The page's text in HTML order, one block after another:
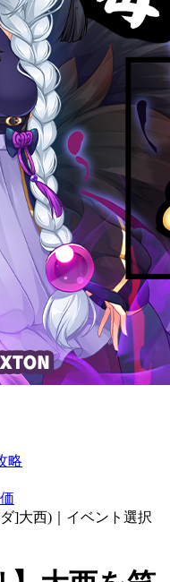
略
]大西)｜イベント選択